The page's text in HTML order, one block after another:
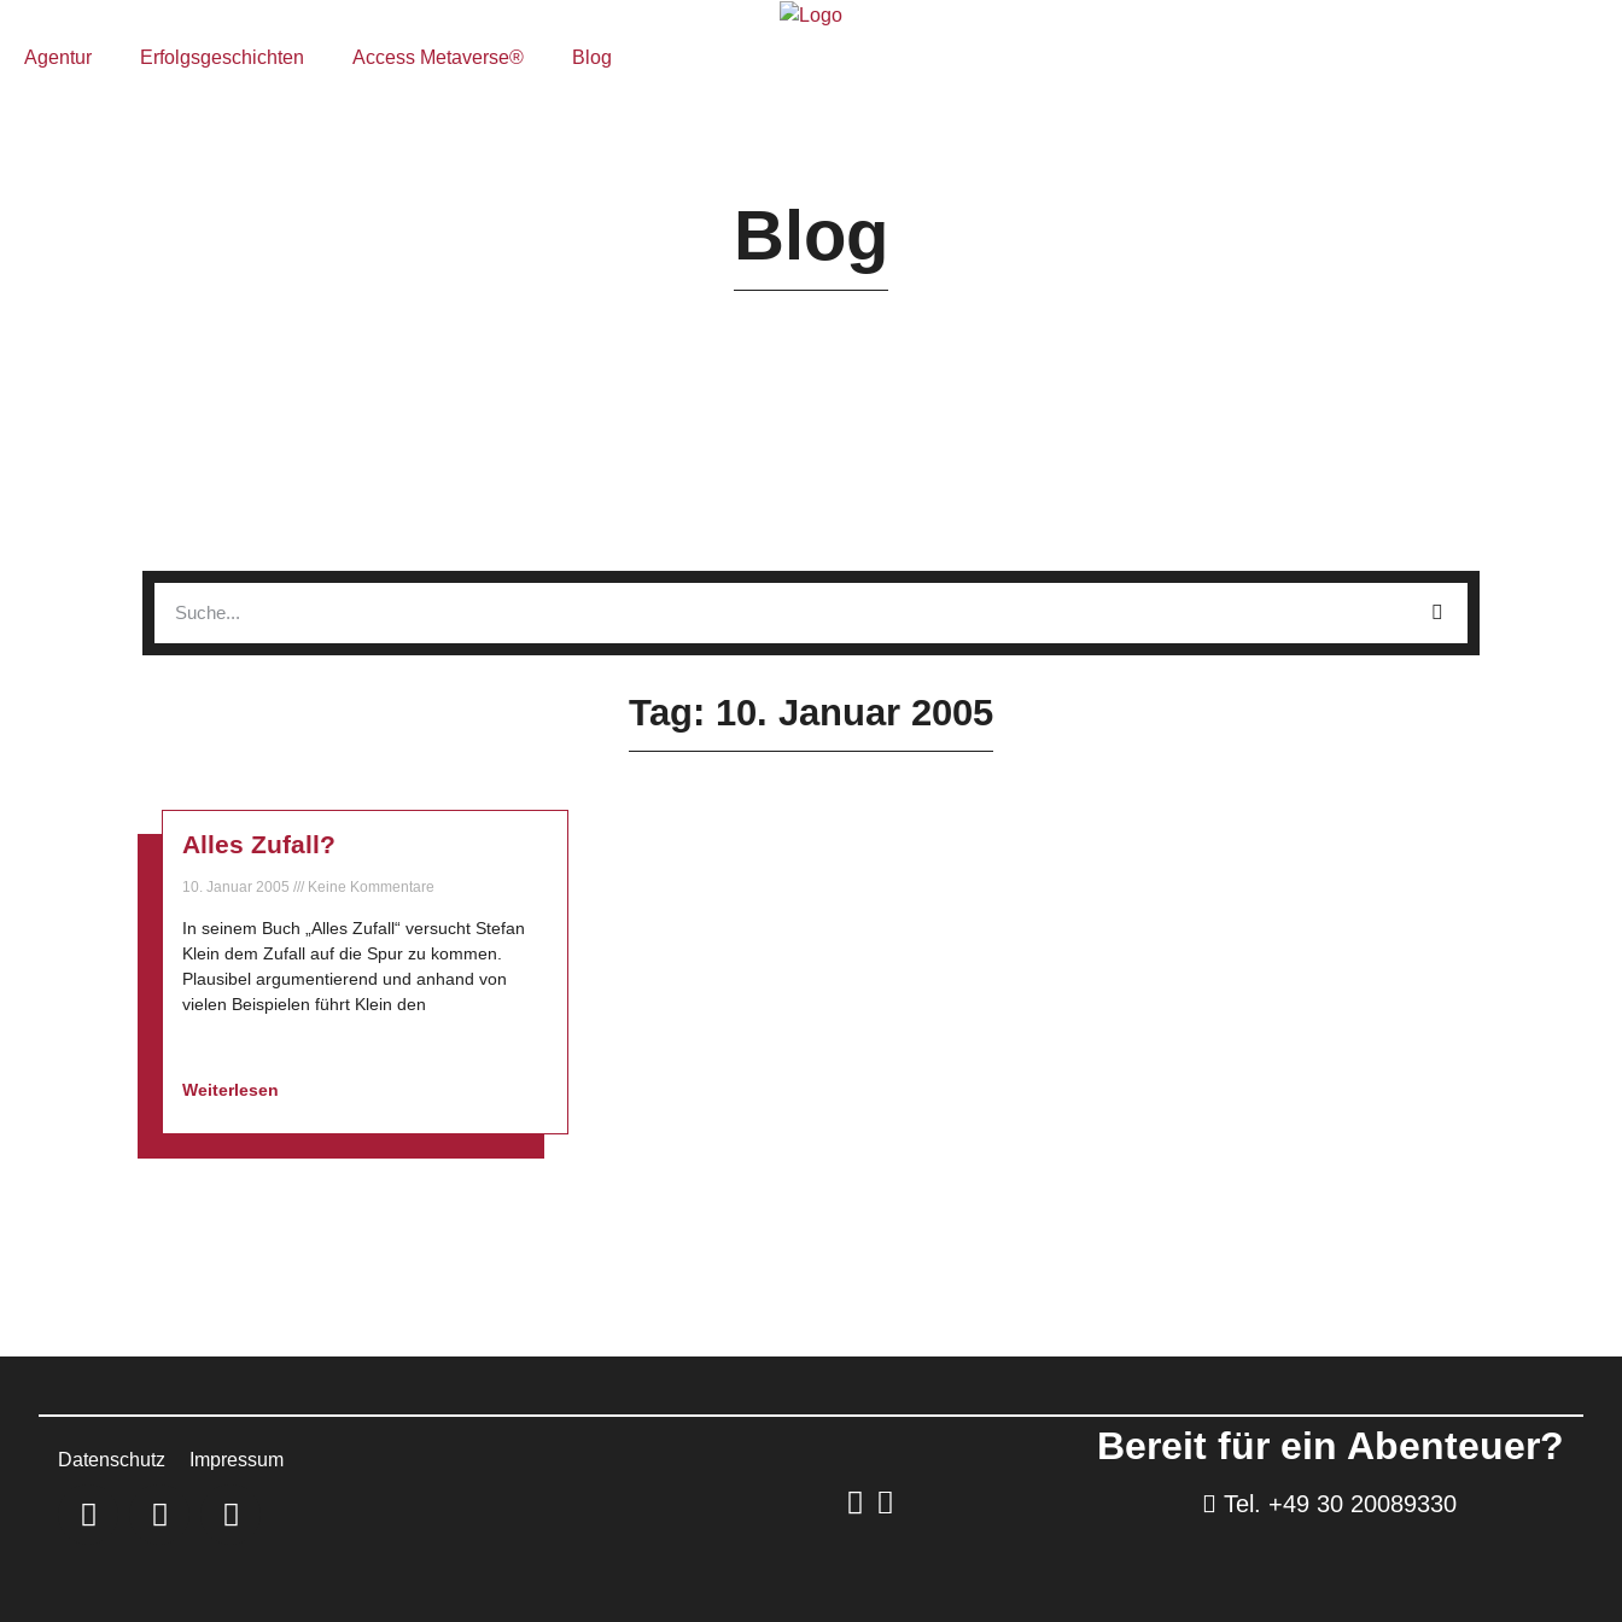
Agentur Erfolgsgeschichten Access Metaverse® Blog
Blog
Tag: 10. Januar 2005
Alles Zufall?
10. Januar 2005 Keine Kommentare
In seinem Buch „Alles Zufall“ versucht Stefan
Klein dem Zufall auf die Spur zu kommen.
Plausibel argumentierend und anhand von
vielen Beispielen führt Klein den
Weiterlesen
Datenschutz Impressum Bereit für ein Abenteuer?
Tel. +49 30 20089330